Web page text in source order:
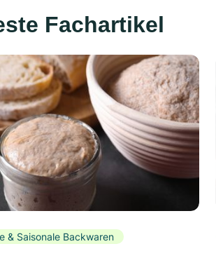
Fachartikel
& Saisonale Backwaren